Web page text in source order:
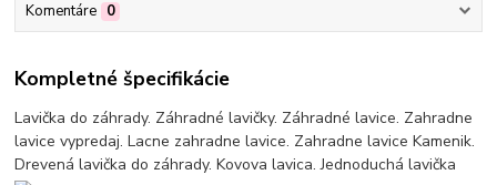
Komentáre 0
Kompletné špecifikácie
Lavička do záhrady. Záhradné lavičky. Záhradné lavice. Zahradne
lavice vypredaj. Lacne zahradne lavice. Zahradne lavice Kamenik.
Drevená lavička do záhrady. Kovova lavica. Jednoduchá lavička